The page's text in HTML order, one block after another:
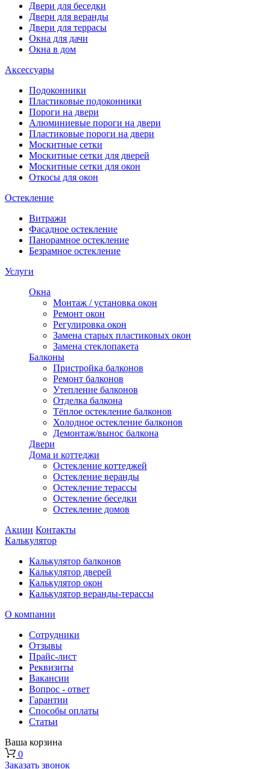
Двери для беседки
Двери для веранды
Двери для террасы
Окна для дачи
Окна в дом
Аксессуары
Подоконники
Пластиковые подоконники
Пороги на двери
Алюминиевые пороги на двери
Пластиковые пороги на двери
Москитные сетки
Москитные сетки для дверей
Москитные сетки для окон
Откосы для окон
Остекление
Витражи
Фасадное остекление
Панорамное остекление
Безрамное остекление
Услуги
Окна
Монтаж / установка окон
Ремонт окон
Регулировка окон
Замена старых пластиковых окон
Замена стеклопакета
Балконы
Пристройка балконов
Ремонт балконов
Утепление балконов
Отделка балкона
Тёплое остекление балконов
Холодное остекление балконов
Демонтаж/вынос балкона
Двери
Дома и коттеджи
Остекление коттеджей
Остекление веранды
Остекление терассы
Остекление беседки
Остекление домов
Акции Контакты
Калькулятор
Калькулятор балконов
Калькулятор дверей
Калькулятор окон
Калькулятор веранды-терассы
О компании
Сотрудники
Отзывы
Прайс-лист
Реквизиты
Вакансии
Вопрос - ответ
Гарантии
Способы оплаты
Статьи
Ваша корзина
0
Заказать звонок